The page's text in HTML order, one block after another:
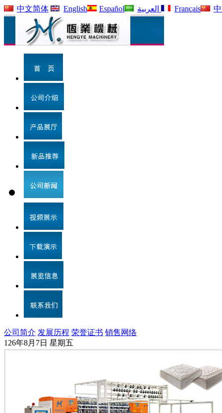
中文简体 English Español Français
公司简介 发展历程 荣誉证书 销售网络
126年8月7日 星期五